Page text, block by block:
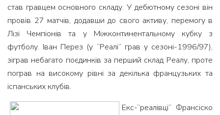
став гравцем основного складу. У дебютному сезоні він
провів 27 матчів, додавши до свого активу, перемогу в
Лізі Чемпіонів та у Міжконтинентальному кубку з
футболу. Іван Перез (у “Реалі” грав у сезоні-1996/97),
зіграв небагато поєдинків за перший склад Реалу, проте
пограв на високому рівні за декілька французьких та
іспанських клубів.
Екс-“реалівці” Франсіско